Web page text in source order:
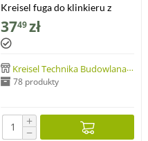
Kreisel fuga do klinkieru z
dodatkiem trasu
3749zł
Kreisel Technika Budowlana Sp. z o.o.
78 produkty
+
−